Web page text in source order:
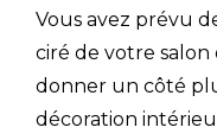
Vous avez prévu
ciré de votre
donner un côté
décoration